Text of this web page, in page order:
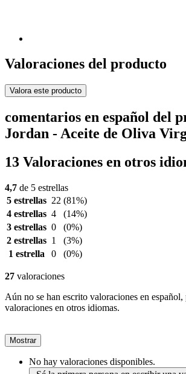
Valoraciones del producto
Valora este producto
comentarios en español del
Jordan - Aceite de Oliva
13 Valoraciones en otros
4,7 de 5 estrellas
5 estrellas 22 (81%)
4 estrellas 4
(14%)
3 estrellas 0
(0%)
2 estrellas 1
(3%)
1 estrella
0 (0%)
27 valoraciones
Aún no se han escrito valoraciones en
valoraciones en otros idiomas.
Mostrar
No hay valoraciones disponibles.